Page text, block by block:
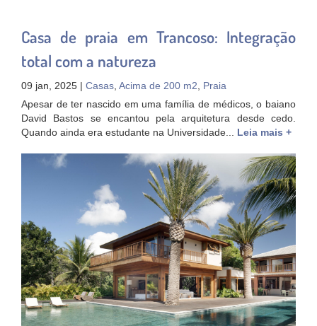
Casa de praia em Trancoso: Integração
total com a natureza
09 jan, 2025 | Casas, Acima de 200 m2, Praia
Apesar de ter nascido em uma família de médicos, o baiano
David Bastos se encantou pela arquitetura desde cedo.
Quando ainda era estudante na Universidade... Leia mais +